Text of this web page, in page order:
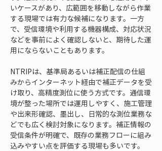
いケースがあり、広範囲を移動しながら作業
する現場では有力な候補になります。一方
で、受信環境や利用する機器構成、対応状況
などを事前によく確認しないと、期待した運
用にならないこともあります。
NTRIPは、基準局あるいは補正配信の仕組
みからインターネット経由で補正データを受
け取り、高精度測位に使う方式です。通信環
境が整った場所では運用しやすく、施工管理
や出来形確認、墨出し、日常的な測位業務な
どでも広く検討対象になります。補正情報の
受信条件が明確で、既存の業務フローに組み
込みやすい点を評価する現場も多いです。